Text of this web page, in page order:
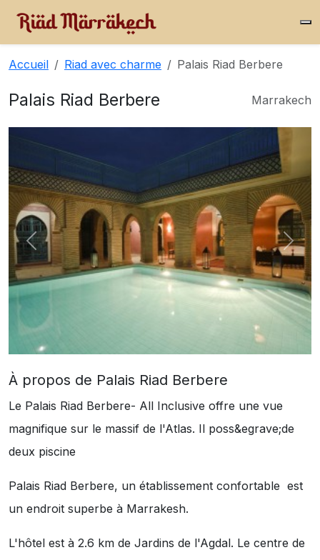
Accueil Riad avec charme Palais Riad Berbere
Palais Riad Berbere Marrakech
À propos de Palais Riad Berbere
Le Palais Riad Berbere- All Inclusive offre une vue
magnifique sur le massif de l'Atlas. Il poss&egrave;de
deux piscine
Palais Riad Berbere, un établissement confortable est
un endroit superbe à Marrakesh.
L'hôtel est à 2.6 km de Jardins de l'Agdal. Le centre de